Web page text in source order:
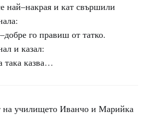
най–накрая и кат свършили
го правиш от татко.
и казал:
казва…
на училището Иванчо и Марийка